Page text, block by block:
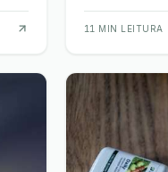
bem-estar do
11 MIN LEITURA